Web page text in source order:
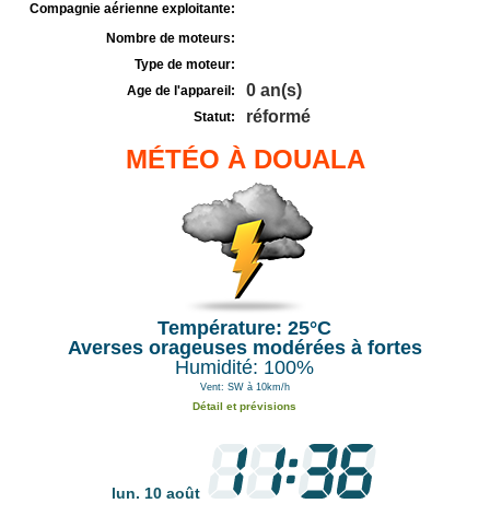
Compagnie aérienne exploitante:
Nombre de moteurs:
Type de moteur:
Age de l'appareil:
0 an(s)
Statut: réformé
MÉTÉO À DOUALA
Température: 25°C
Averses orageuses modérées à fortes
Humidité: 100%
Vent: SW à 10km/h
Détail et prévisions
lun. 10 août